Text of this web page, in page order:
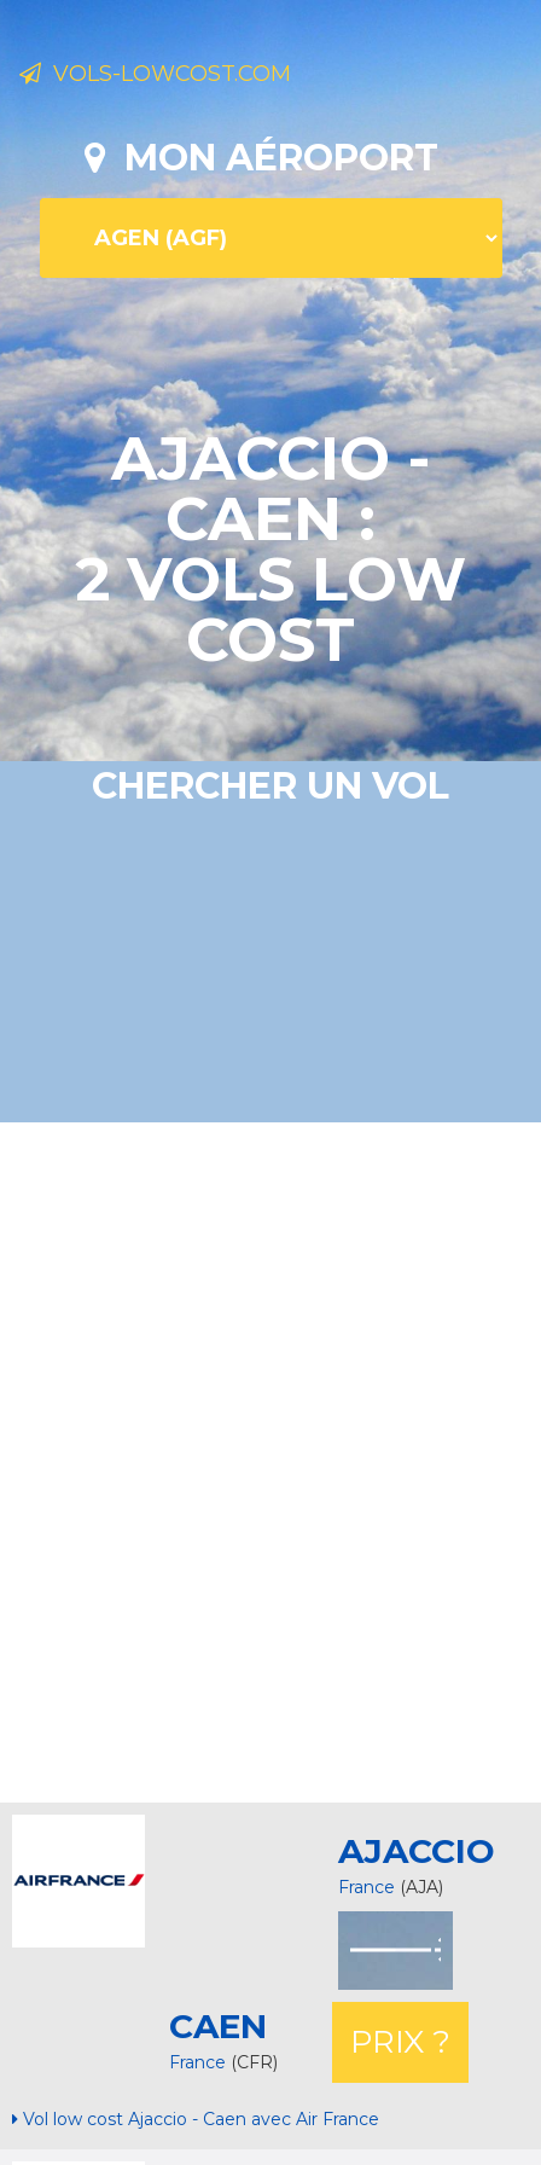
VOLS-LOWCOST.COM
MON AÉROPORT
AJACCIO -
CAEN :
2 VOLS LOW
COST
CHERCHER UN VOL
AJACCIO
France (AJA)
CAEN
France (CFR)
PRIX ?
Vol low cost Ajaccio - Caen avec Air France